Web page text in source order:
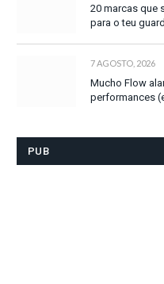
20 marcas que
para o teu
7 AGOSTO, 2026
Mucho Flow
performances
PUB